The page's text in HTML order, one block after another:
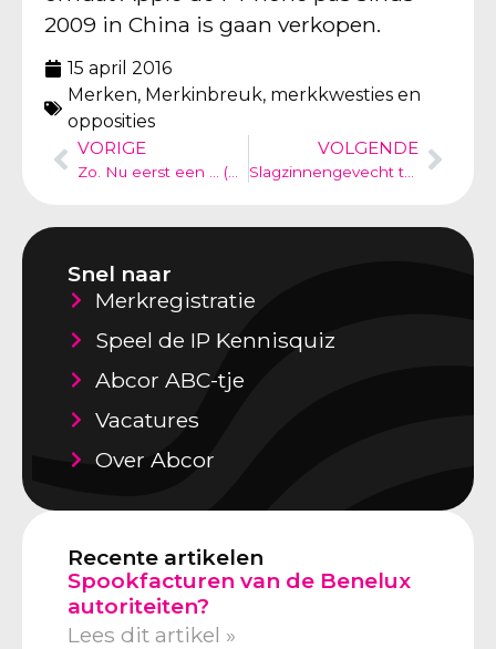
2009 in China is gaan verkopen.
15 april 2016
Merken, Merkinbreuk, merkkwesties en
opposities
VORIGE
VOLGENDE
Slagzinnengevecht tussen Merci en Leonidas
Snel naar
Merkregistratie
Speel de IP Kennisquiz
Abcor ABC-tje
Vacatures
Over Abcor
Recente artikelen
Spookfacturen van de Benelux
autoriteiten?
Lees dit artikel »